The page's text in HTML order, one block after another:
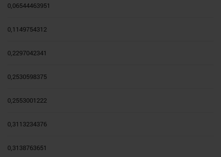
0,06544463951
0,1149754312
0,2297042341
0,2530598375
0,2553001222
0,3113234376
0,3138763651